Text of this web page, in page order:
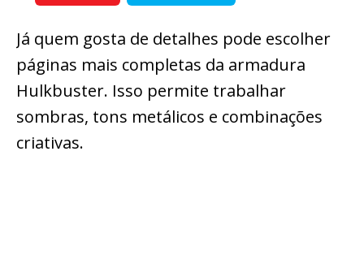
Já quem gosta de detalhes pode escolher
páginas mais completas da armadura
Hulkbuster. Isso permite trabalhar
sombras, tons metálicos e combinações
criativas.